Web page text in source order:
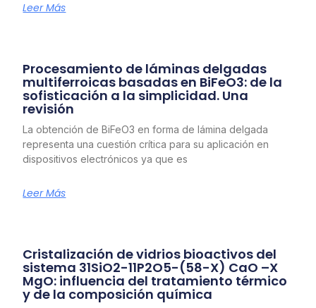
Leer Más
Procesamiento de láminas delgadas
multiferroicas basadas en BiFeO3: de la
sofisticación a la simplicidad. Una
revisión
La obtención de BiFeO3 en forma de lámina delgada
representa una cuestión crítica para su aplicación en
dispositivos electrónicos ya que es
Leer Más
Cristalización de vidrios bioactivos del
sistema 31SiO2-11P2O5-(58-X) CaO –X
MgO: influencia del tratamiento térmico
y de la composición química